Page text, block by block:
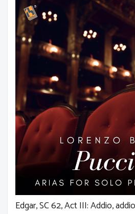
Edgar, SC 62, Act III: Addio,